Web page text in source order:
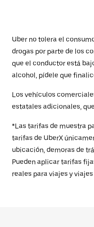
Uber no tolera el
drogas por parte de los
que el conductor está
alcohol, pídele que
Los vehículos
estatales adicionales,
*Las tarifas de muestra
tarifas de UberX
ubicación, demoras de
Pueden aplicar tarifas
reales para viajes y